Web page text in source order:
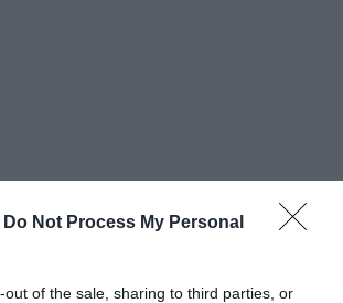
Do Not Process My Personal
out of the sale, sharing to third parties, or